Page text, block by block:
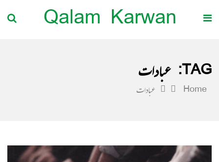
Qalam Karwan
TAG: عبادات
Home عبادات